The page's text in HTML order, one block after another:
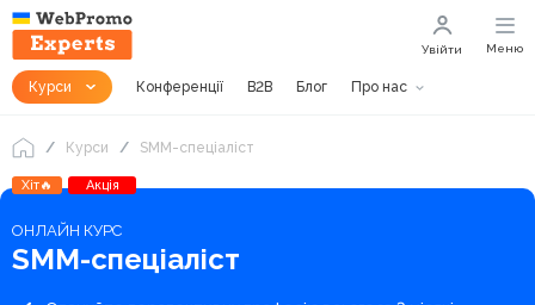
Курси Конференції B2B Блог Про нас
Увійти Меню
Курси SMM-спеціаліст
Хіт🔥 Акція
ОНЛАЙН КУРС
SMM-спеціаліст